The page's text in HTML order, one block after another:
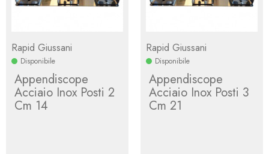
Rapid Giussani
Disponibile
Appendiscope
Acciaio Inox Posti 2
Cm 14
Rapid Giussani
Disponibile
Appendiscope
Acciaio Inox Posti 3
Cm 21